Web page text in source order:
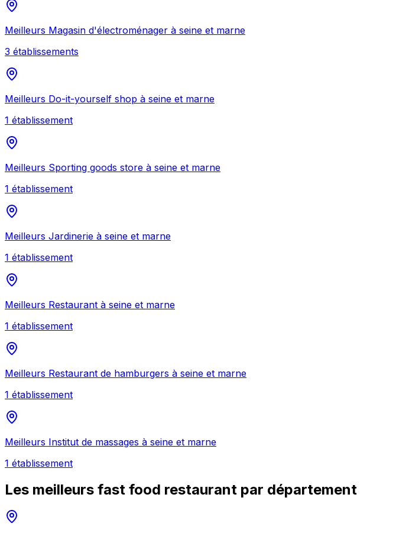
Meilleurs Magasin d'électroménager à seine et marne
3 établissements
Meilleurs Do-it-yourself shop à seine et marne
1 établissement
Meilleurs Sporting goods store à seine et marne
1 établissement
Meilleurs Jardinerie à seine et marne
1 établissement
Meilleurs Restaurant à seine et marne
1 établissement
Meilleurs Restaurant de hamburgers à seine et marne
1 établissement
Meilleurs Institut de massages à seine et marne
1 établissement
Les meilleurs fast food restaurant par département